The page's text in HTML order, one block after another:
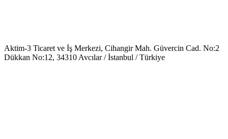
Aktim-3 Ticaret ve İş Merkezi, Cihangir Mah. Güvercin Cad. No:2
Dükkan No:12, 34310 Avcılar / İstanbul / Türkiye